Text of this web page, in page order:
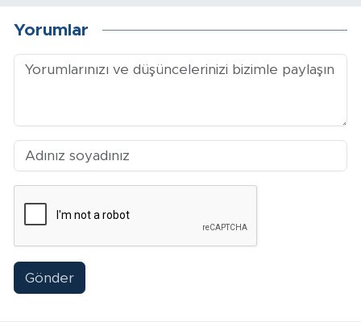
Yorumlar
Gönder
Magazin
Sinema
Asayiş
Siyaset
Adıyaman